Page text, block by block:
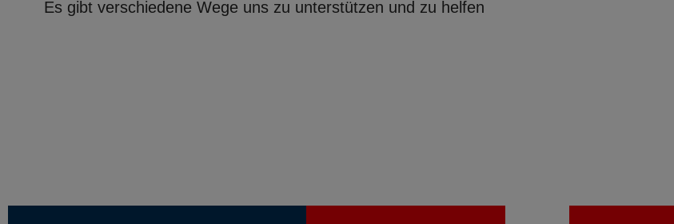
Es gibt verschiedene Wege uns zu unterstützen und zu helfen